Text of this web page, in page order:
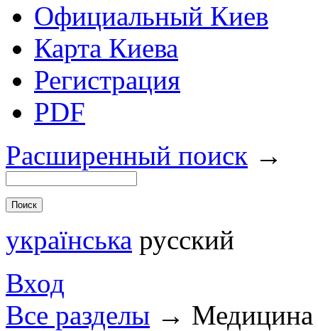
Официальный Киев
Карта Киева
Регистрация
PDF
Расширенный поиск →
українська русский
Вход
Все разделы → Медицина